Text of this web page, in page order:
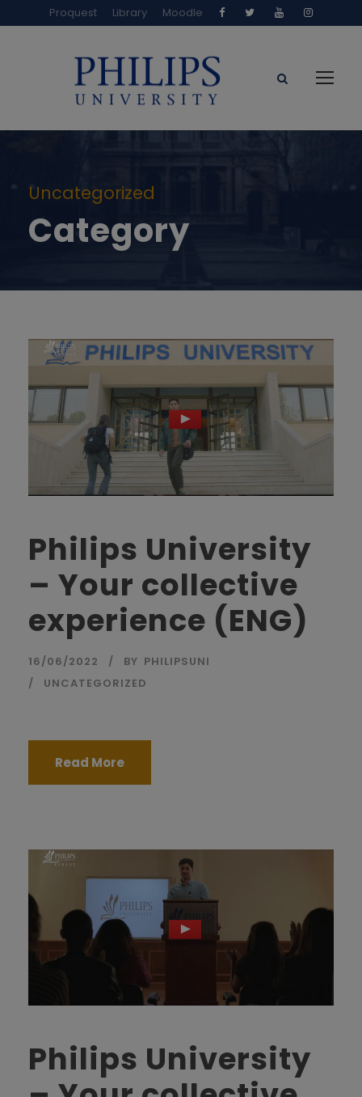
Proquest Library Moodle
Uncategorized
Category
Philips University
– Your collective
experience (ENG)
16/06/2022 BY PHILIPSUNI
UNCATEGORIZED
Read More
Philips University